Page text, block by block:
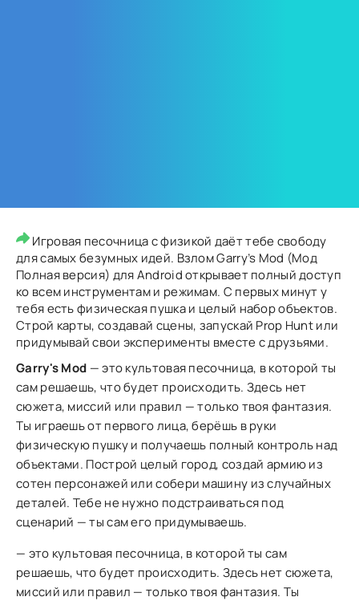
Игровая песочница с физикой даёт тебе свободу
для самых безумных идей. Взлом Garry’s Mod (Мод
Полная версия) для Android открывает полный доступ
ко всем инструментам и режимам. С первых минут у
тебя есть физическая пушка и целый набор объектов.
Строй карты, создавай сцены, запускай Prop Hunt или
придумывай свои эксперименты вместе с друзьями.
Garry's Mod — это культовая песочница, в которой ты
сам решаешь, что будет происходить. Здесь нет
сюжета, миссий или правил — только твоя фантазия.
Ты играешь от первого лица, берёшь в руки
физическую пушку и получаешь полный контроль над
объектами. Построй целый город, создай армию из
сотен персонажей или собери машину из случайных
деталей. Тебе не нужно подстраиваться под
сценарий — ты сам его придумываешь.
— это культовая песочница, в которой ты сам
решаешь, что будет происходить. Здесь нет сюжета,
миссий или правил — только твоя фантазия. Ты